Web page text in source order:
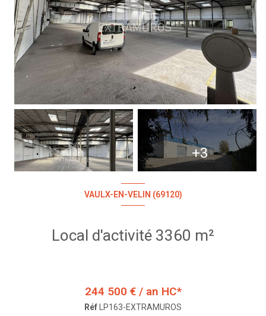
+3
VAULX-EN-VELIN (69120)
Local d'activité 3360 m²
244 500 € / an HC*
Réf LP163-EXTRAMUROS